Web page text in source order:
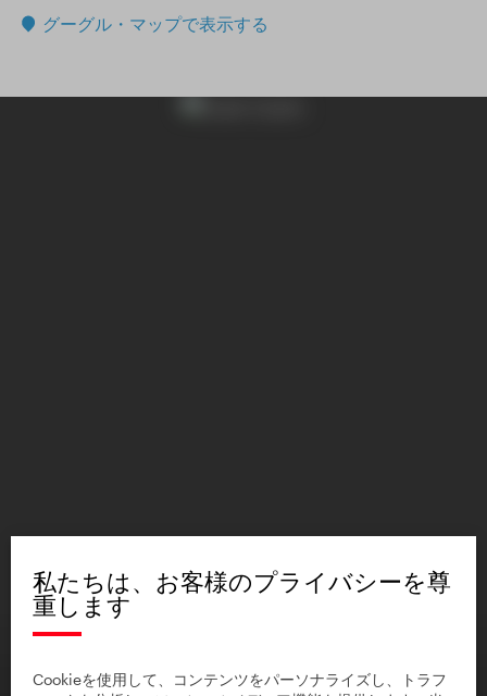
グーグル・マップで表示する
Loket Castle
私たちは、お客様のプライバシーを尊
重します
Cookieを使用して、コンテンツをパーソナライズし、トラフ